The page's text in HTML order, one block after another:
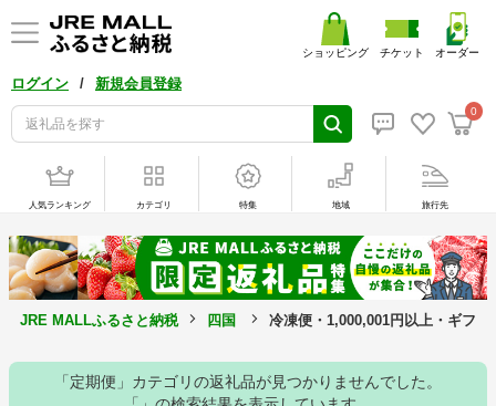
ログイン / 新規会員登録
0
ショッピング チケット オーダー
人気ランキング カテゴリ 特集 地域 旅行先
JRE MALLふるさと納税 四国 冷凍便・1,000,001円以上・ギフ
「定期便」カテゴリの返礼品が見つかりませんでした。